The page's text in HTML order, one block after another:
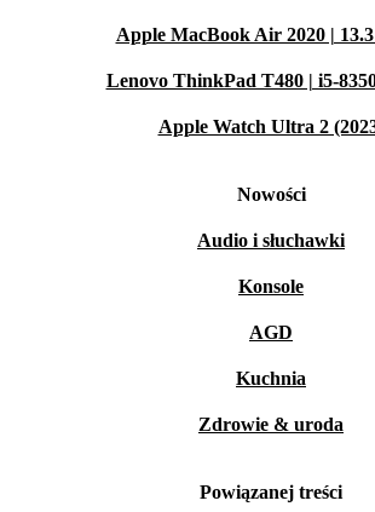
Apple MacBook Air 2020 |
Lenovo ThinkPad T480 | i5-
Apple Watch Ultra 2
Nowości
Audio i słuchawki
Konsole
AGD
Kuchnia
Zdrowie & uroda
Powiązanej treści